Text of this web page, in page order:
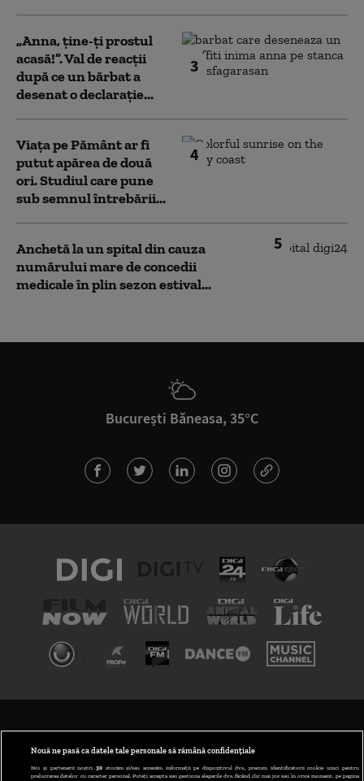
3
„Anna, ţine-ţi prostul
acasă!”. Val de reacții
după ce un bărbat a
desenat o declarație...
4
Viața pe Pământ ar fi
putut apărea de două
ori. Studiul care pune
sub semnul întrebării...
5
Anchetă la un spital din cauza
numărului mare de concedii
medicale în plin sezon estival...
București Băneasa, 35°C
Nouă ne pasă ca datele tale personale să rămână confidențiale
Noi și partenerii noștri 30stocăm și/sau accesăm informații pe dispozitivul dvs., precum identificatorii cookie unici pentru
prelucrarea datelor cu caracter personal. Puteți accepta sau gestiona alegerile dvs. făcând clic mai jos sau în orice moment, pe pagina